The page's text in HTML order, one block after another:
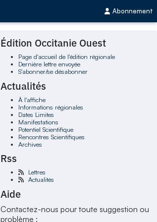
Abonnement
Édition Occitanie Ouest
Page d'accueil de l'édition régionale
Dernière lettre envoyée
S'abonner/se désabonner
Actualités
À l'affiche
Informations régionales
Dates Limites
Manifestations
Potentiel Scientifique
Rencontres Scientifiques
Archives
Rss
Lettres
Actualités
Aide
Contactez-nous pour toute suggestion ou
problème :